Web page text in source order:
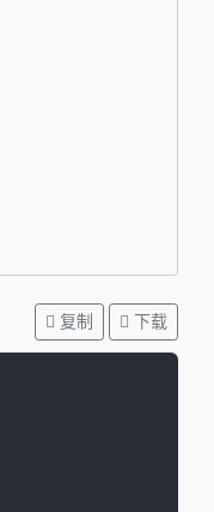
复制 下载